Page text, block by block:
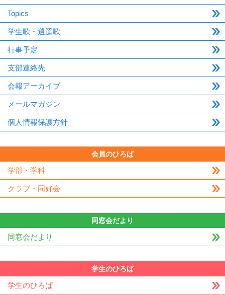
Topics
学生歌・逍遥歌
行事予定
支部連絡先
会報アーカイブ
メールマガジン
個人情報保護方針
会員のひろば
学部・学科
クラブ・同好会
同窓会だより
同窓会だより
学生のひろば
学生のひろば